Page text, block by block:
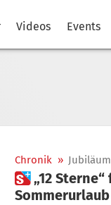
Videos Events
Chronik » Jubiläum
 „12 Sterne“ für den
Sommerurlaub